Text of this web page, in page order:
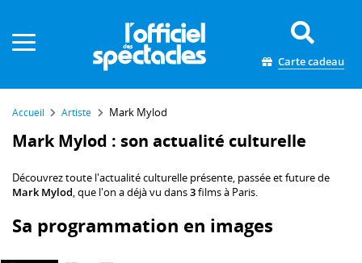
Carte cadeau
Accueil Artiste Mark Mylod
Mark Mylod : son actualité culturelle
Découvrez toute l'actualité culturelle présente, passée et future de
Mark Mylod, que l'on a déjà vu dans3films à Paris.
Sa programmation en images